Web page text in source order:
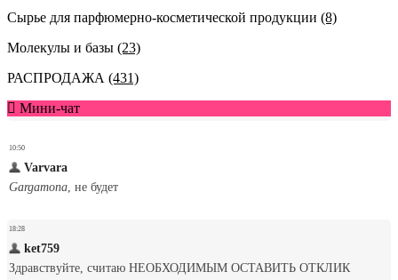
Сырье для парфюмерно-косметической продукции (8)
Молекулы и базы (23)
РАСПРОДАЖА (431)
Мини-чат